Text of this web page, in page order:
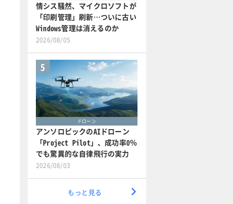
情シス騒然、マイクロソフトが
「印刷管理」刷新…ついに古い
Windows管理は消えるのか
2026/08/05
5
ドローン
アンソロピックのAIドローン
「Project Pilot」、成功率0％
でも驚異的な自律飛行の実力
2026/08/03
もっと見る